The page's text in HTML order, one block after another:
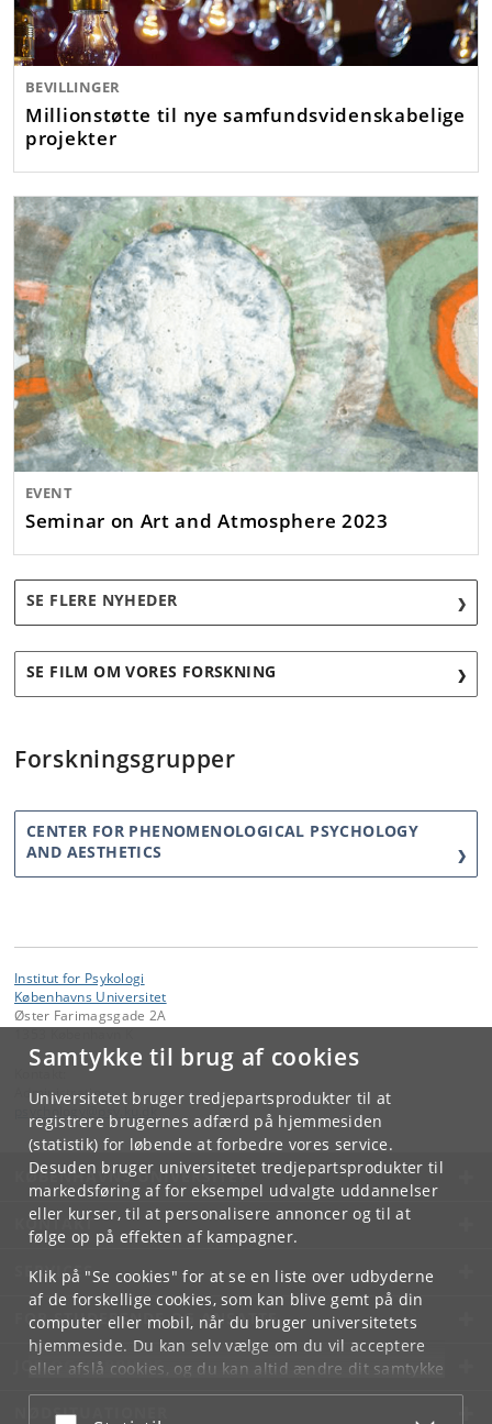
Samtykke til brug af cookies
Universitetet bruger tredjepartsprodukter til at
registrere brugernes adfærd på hjemmesiden
(statistik) for løbende at forbedre vores service.
Desuden bruger universitetet tredjepartsprodukter til
markedsføring af for eksempel udvalgte uddannelser
eller kurser, til at personalisere annoncer og til at
følge op på effekten af kampagner.
Klik på "Se cookies" for at se en liste over udbyderne
af de forskellige cookies, som kan blive gemt på din
computer eller mobil, når du bruger universitetets
hjemmeside. Du kan selv vælge om du vil acceptere
eller afslå cookies, og du kan altid ændre dit samtykke
underCookie- og privatlivspolitiksom du finder i
bunden af hver side.
BEVILLINGER
Millionstøtte til nye samfundsvidenskabelige
projekter
EVENT
Seminar on Art and Atmosphere 2023
SE FLERE NYHEDER
SE FILM OM VORES FORSKNING
Forskningsgrupper
CENTER FOR PHENOMENOLOGICAL PSYCHOLOGY
AND AESTHETICS
Institut for Psykologi
Københavns Universitet
Øster Farimagsgade 2A
Administration
KØBENHAVNS UNIVERSITET
KONTAKT
SERVICES
FOR STUDERENDE OG ANSATTE
JOB OG KARRIERE
NØDSITUATIONER